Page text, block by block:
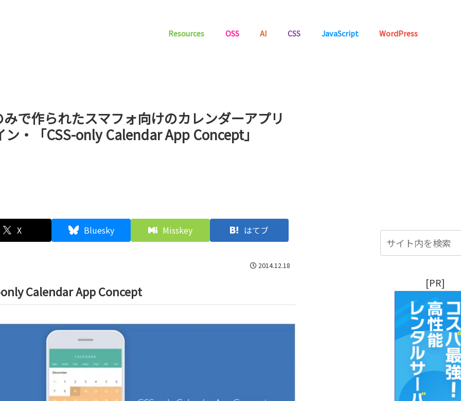
Resources OSS AI CSS JavaScript WordPress
[PR]
みで作られたスマフォ向けのカレンダーアプリ
ン・「CSS-only Calendar App Concept」
X Bluesky Misskey はてブ
2014.12.18
Calendar App Concept